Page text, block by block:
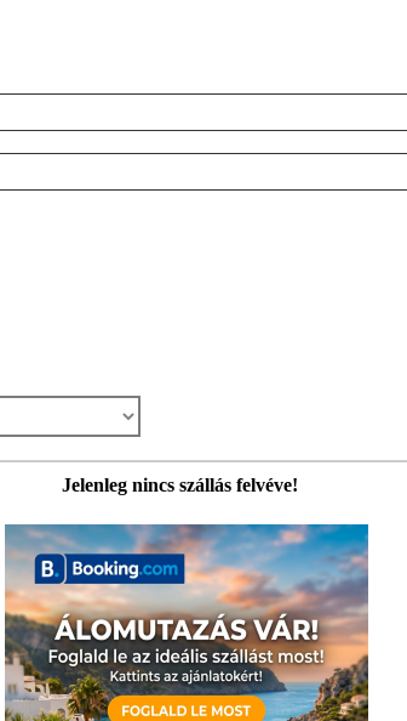
Jelenleg nincs szállás felvéve!